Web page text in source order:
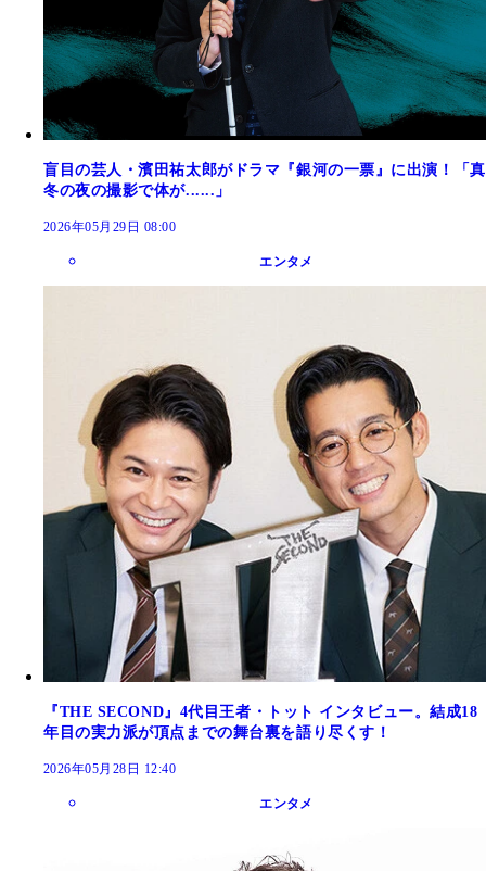
盲目の芸人・濱田祐太郎がドラマ『銀河の一票』に出演！「真
冬の夜の撮影で体が......」
2026年05月29日 08:00
エンタメ
『THE SECOND』4代目王者・トット インタビュー。結成18
年目の実力派が頂点までの舞台裏を語り尽くす！
2026年05月28日 12:40
エンタメ